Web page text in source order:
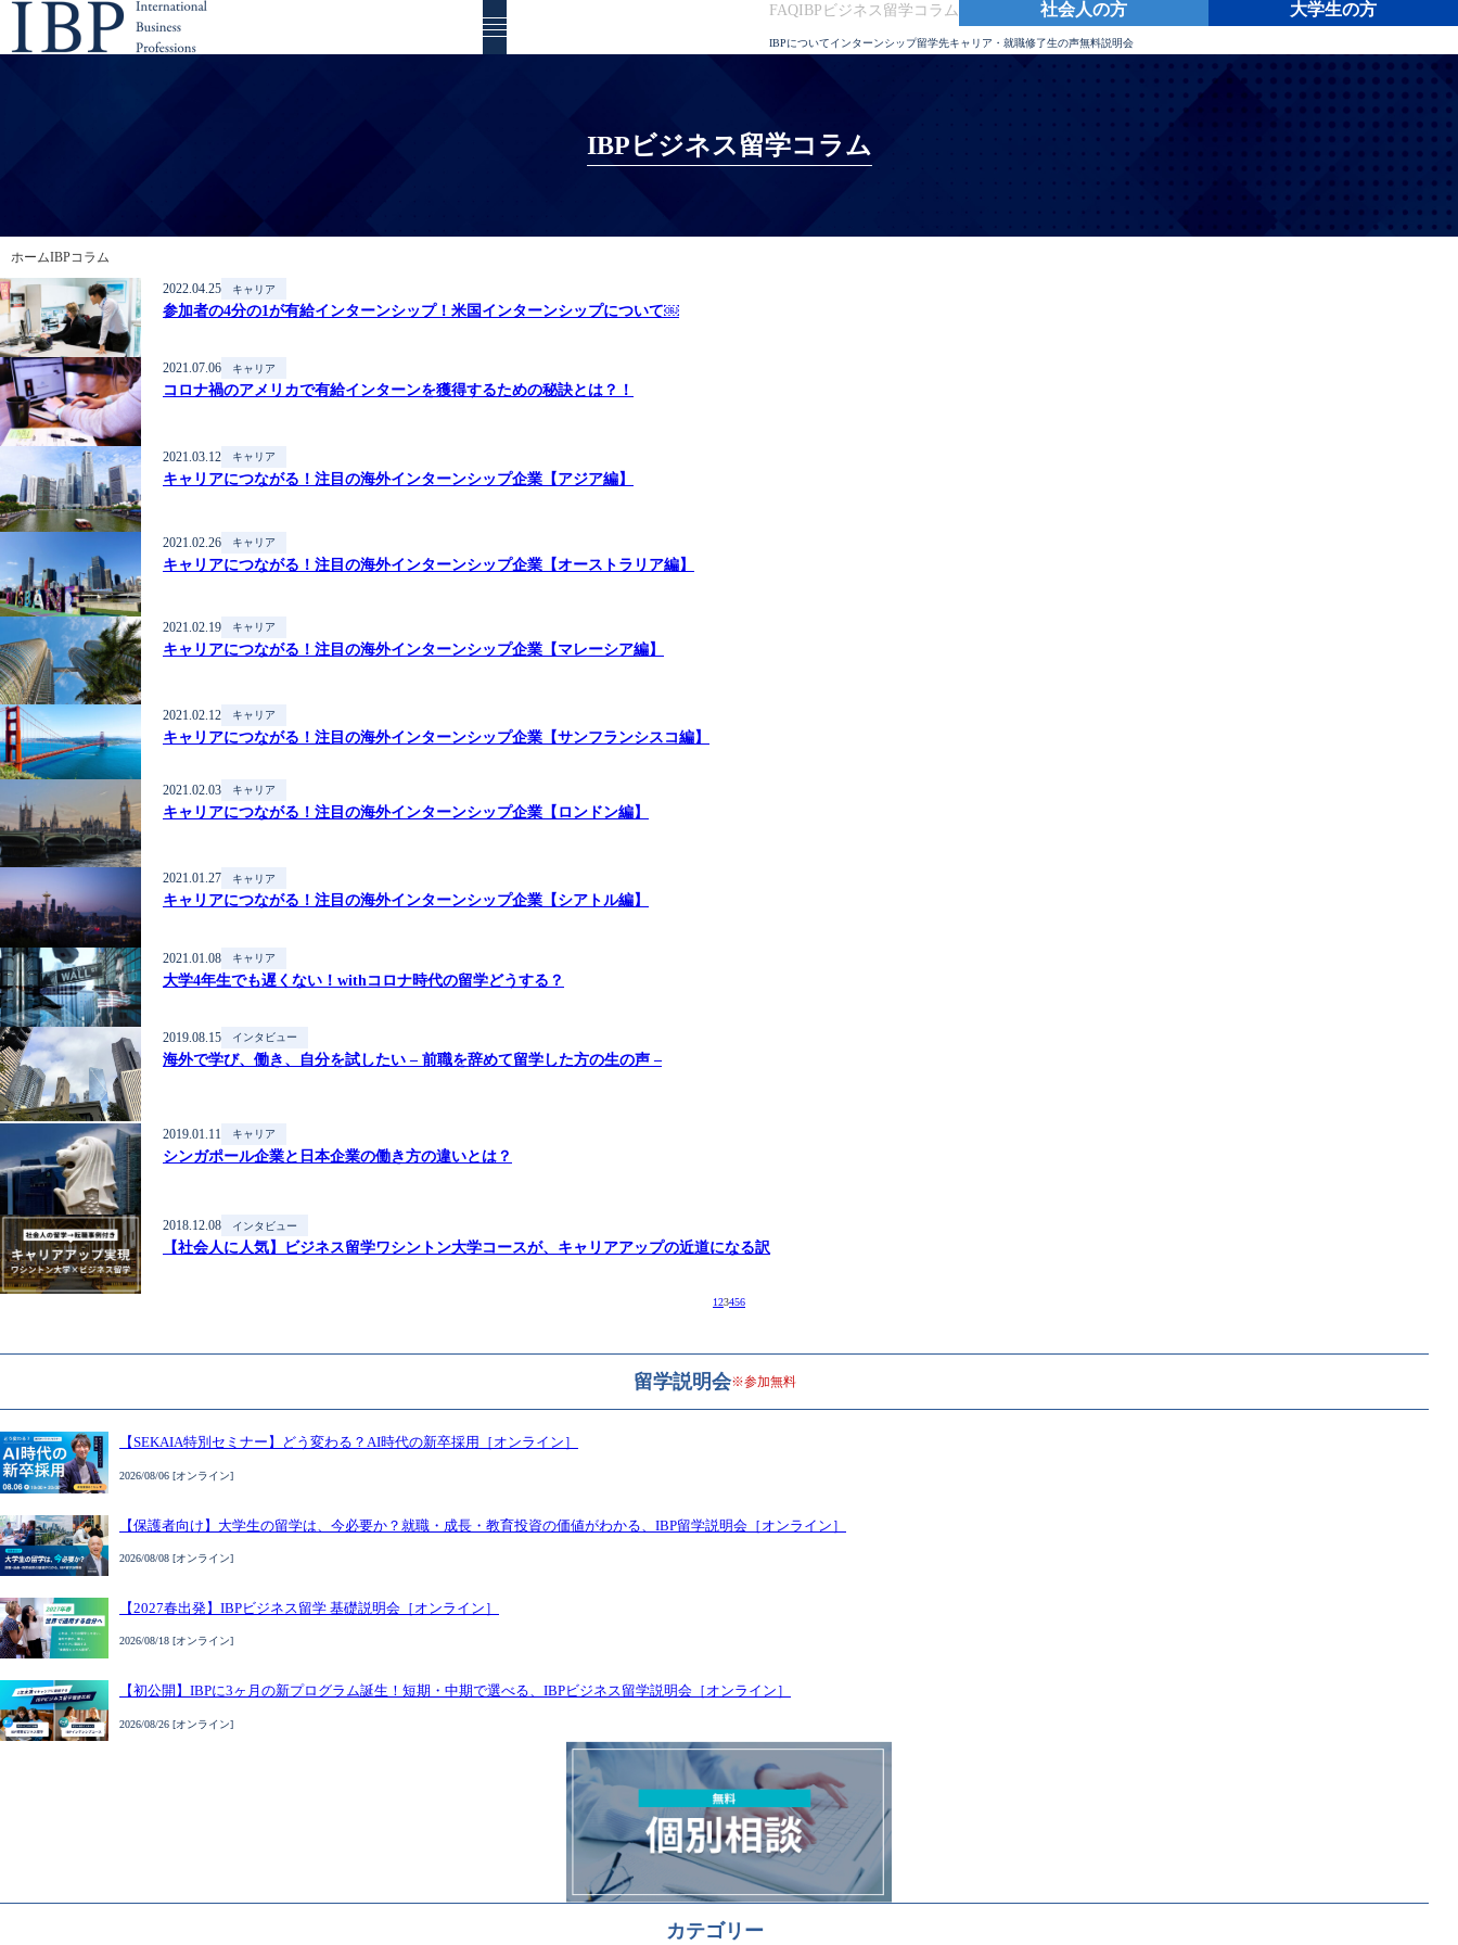
FAQIBPビジネス留学コラム 社会人の方 大学生の方
IBPについてインターンシップ留学先キャリア・就職修了生の声無料説明会
IBPビジネス留学コラム
ホームIBPコラム
2022.04.25 キャリア
参加者の4分の1が有給インターンシップ！米国インターンシップについて￼
2021.07.06 キャリア
コロナ禍のアメリカで有給インターンを獲得するための秘訣とは？！
2021.03.12 キャリア
キャリアにつながる！注目の海外インターンシップ企業【アジア編】
2021.02.26 キャリア
キャリアにつながる！注目の海外インターンシップ企業【オーストラリア編】
2021.02.19 キャリア
キャリアにつながる！注目の海外インターンシップ企業【マレーシア編】
2021.02.12 キャリア
キャリアにつながる！注目の海外インターンシップ企業【サンフランシスコ編】
2021.02.03 キャリア
キャリアにつながる！注目の海外インターンシップ企業【ロンドン編】
2021.01.27 キャリア
キャリアにつながる！注目の海外インターンシップ企業【シアトル編】
2021.01.08 キャリア
大学4年生でも遅くない！withコロナ時代の留学どうする？
2019.08.15 インタビュー
海外で学び、働き、自分を試したい – 前職を辞めて留学した方の生の声 –
2019.01.11 キャリア
シンガポール企業と日本企業の働き方の違いとは？
2018.12.08 インタビュー
【社会人に人気】ビジネス留学ワシントン大学コースが、キャリアアップの近道になる訳
123456
留学説明会※参加無料
【SEKAIA特別セミナー】どう変わる？AI時代の新卒採用［オンライン］
2026/08/06 [オンライン]
【保護者向け】大学生の留学は、今必要か？就職・成長・教育投資の価値がわかる、IBP留学説明会［オンライン］
2026/08/08 [オンライン]
【2027春出発】IBPビジネス留学 基礎説明会［オンライン］
2026/08/18 [オンライン]
【初公開】IBPに3ヶ月の新プログラム誕生！短期・中期で選べる、IBPビジネス留学説明会［オンライン］
2026/08/26 [オンライン]
カテゴリー